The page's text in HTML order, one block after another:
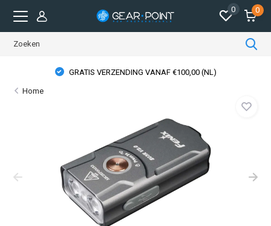
0 0
GRATIS VERZENDING VANAF €100,00 (NL)
Home